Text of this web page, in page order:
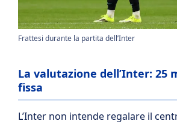
Frattesi durante la partita dell’Inter
La valutazione dell’Inter: 25
fissa
L’Inter non intende regalare il